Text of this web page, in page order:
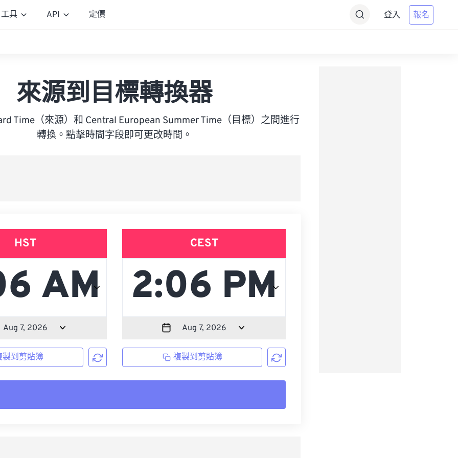
工具 API 定價 登入 報名
來源到目標轉換器
Time（來源）和 Central European Summer Time（目標）之間進行
轉換。點擊時間字段即可更改時間。
HST
製到剪貼簿
CEST
複製到剪貼簿